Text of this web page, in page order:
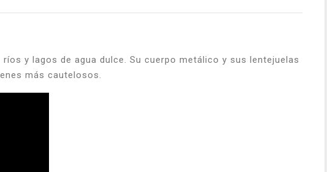
y lagos de agua dulce. Su cuerpo metálico y sus lentejuelas
más cautelosos.